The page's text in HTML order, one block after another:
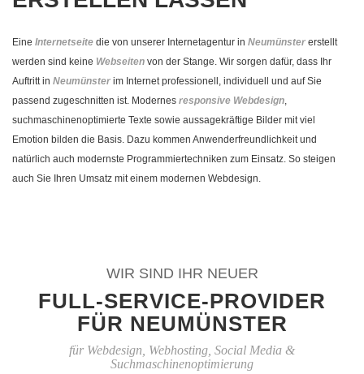
Eine Internetseite die von unserer Internetagentur in Neumünster erstellt
werden sind keine Webseiten von der Stange. Wir sorgen dafür, dass Ihr
Auftritt in Neumünster im Internet professionell, individuell und auf Sie
passend zugeschnitten ist. Modernes responsive Webdesign,
suchmaschinenoptimierte Texte sowie aussagekräftige Bilder mit viel
Emotion bilden die Basis. Dazu kommen Anwenderfreundlichkeit und
natürlich auch modernste Programmiertechniken zum Einsatz. So steigen
auch Sie Ihren Umsatz mit einem modernen Webdesign.
WIR SIND IHR NEUER
FULL-SERVICE-PROVIDER
FÜR NEUMÜNSTER
für Webdesign, Webhosting, Social Media &
Suchmaschinenoptimierung